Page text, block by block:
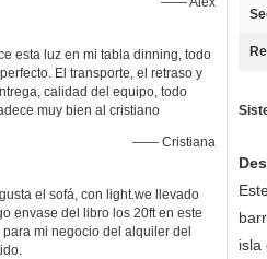
esta luz en mi tabla dinning, todo
El transporte, el retraso y
calidad del equipo, todo
muy bien al cristiano
—— Cristiana
el sofá, con light.we llevado
envase del libro los 20ft en este
para mi negocio del alquiler del
isla